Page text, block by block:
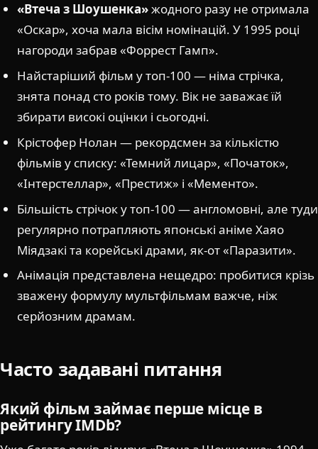
«Втеча з Шоушенка»жодного разу не отримала
«Оскар», хоча мала вісім номінацій. У 1995 році
нагороди забрав «Форрест Гамп».
Найстаріший фільм у топ-100 — німа стрічка,
знята понад сто років тому. Вік не заважає їй
збирати високі оцінки і сьогодні.
Крістофер Нолан — рекордсмен за кількістю
фільмів у списку: «Темний лицар», «Початок»,
«Інтерстеллар», «Престиж» і «Мементо».
Більшість стрічок у топ-100 — англомовні, але туди
регулярно потрапляють японські аніме Хаяо
Міядзакі та корейські драми, як-от «Паразити».
Анімація представлена нещедро: пробитися крізь
зважену формулу мультфільмам важче, ніж
серйозним драмам.
Часто задавані питання
Який фільм займає перше місце в
рейтингу IMDb?